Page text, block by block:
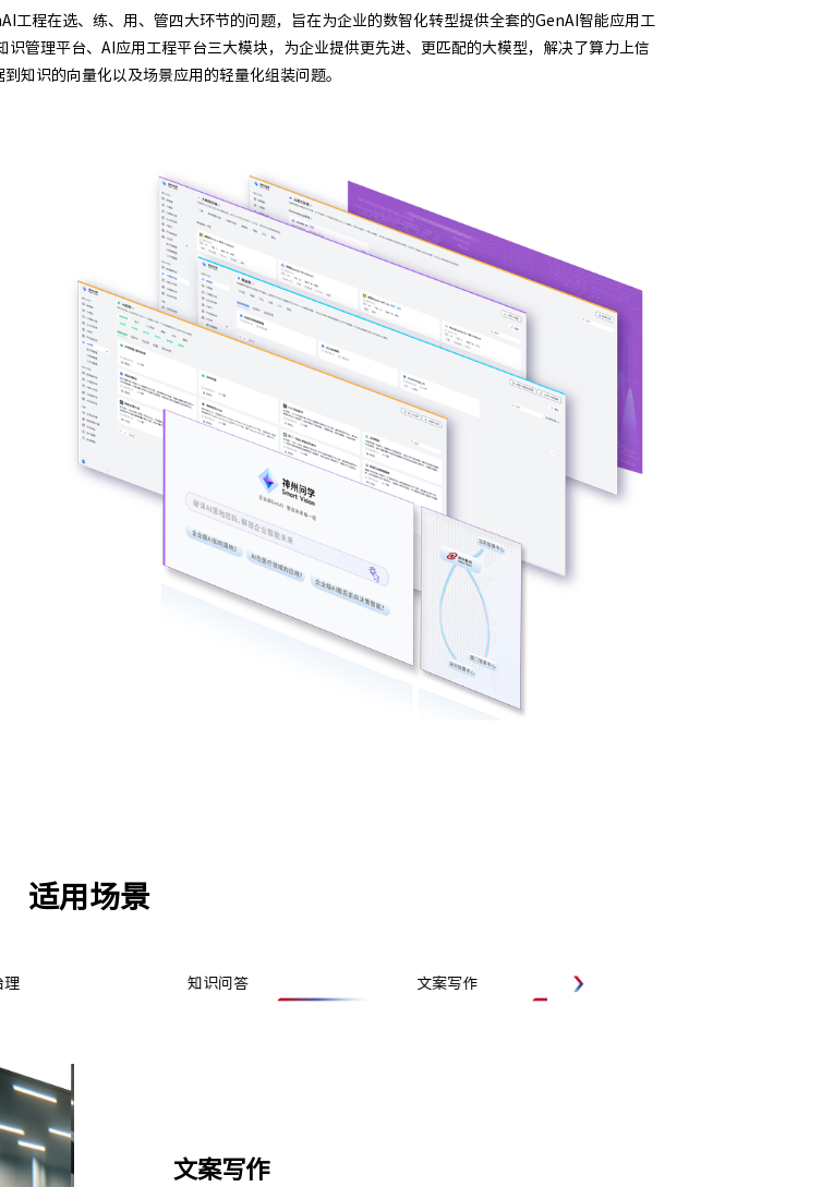
工程在选、练、用、管四大环节的问题，旨在为企业的数智化转型提供全套的GenAI智能应用工
管理平台、AI应用工程平台三大模块，为企业提供更先进、更匹配的大模型，解决了算力上信
知识的向量化以及场景应用的轻量化组装问题。
构算力统一纳管
型算力全面优化
旗舰厅 (中国大陆)问学支持信创/非信创、多品牌CPU与GPU异构
算力的统一管理，解决大模型算力技术瓶颈，可根据模型、芯片
，弹性调度，提高关键核心算力GPU使用效率。
专家咨询 >>
适用场景
文档阅读
文案写作